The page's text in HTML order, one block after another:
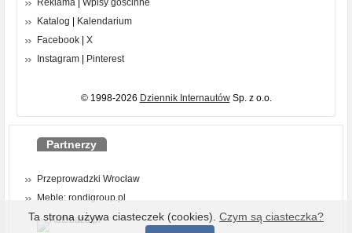
Reklama | Wpisy gościnne
Katalog | Kalendarium
Facebook | X
Instagram | Pinterest
© 1998-2026 Dziennik InternautówSp. z o.o.
Partnerzy
Przeprowadzki Wrocław
Meble: rondigroup.pl
Ta strona używa ciasteczek (cookies). Czym są ciasteczka?